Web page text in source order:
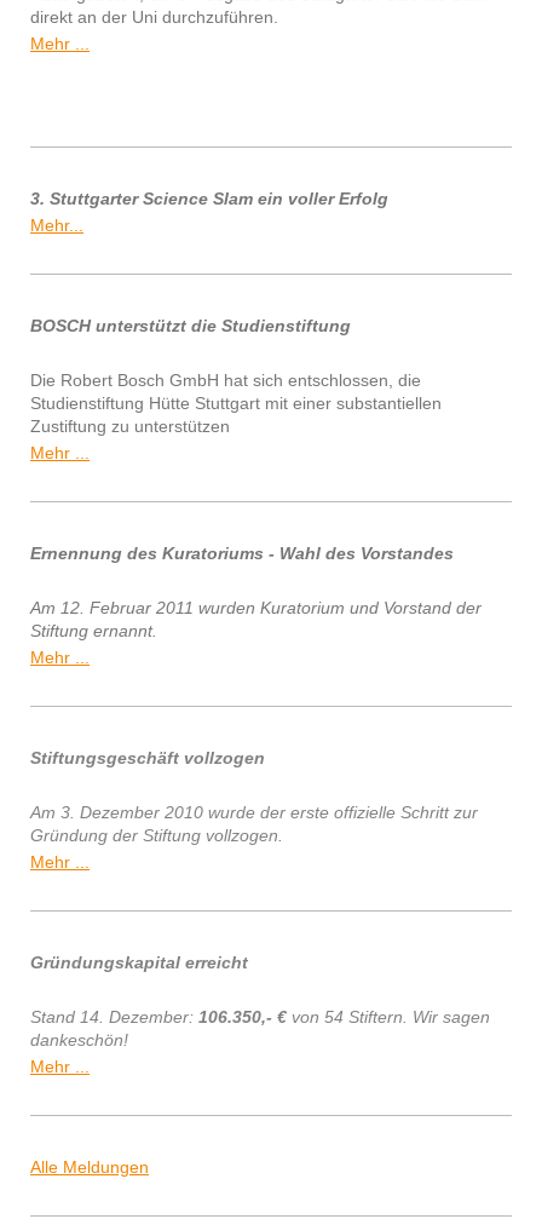
direkt an der Uni durchzuführen.
Mehr ...
3. Stuttgarter Science Slam ein voller Erfolg
Mehr...
BOSCH unterstützt die Studienstiftung
Die Robert Bosch GmbH hat sich entschlossen, die
Studienstiftung Hütte Stuttgart mit einer substantiellen
Zustiftung zu unterstützen
Mehr ...
Ernennung des Kuratoriums - Wahl des Vorstandes
Am 12. Februar 2011 wurden Kuratorium und Vorstand der
Stiftung ernannt.
Mehr ...
Stiftungsgeschäft vollzogen
Am 3. Dezember 2010 wurde der erste offizielle Schritt zur
Gründung der Stiftung vollzogen.
Mehr ...
Gründungskapital erreicht
Stand 14. Dezember: 106.350,- € von 54 Stiftern. Wir sagen
dankeschön!
Mehr ...
Alle Meldungen